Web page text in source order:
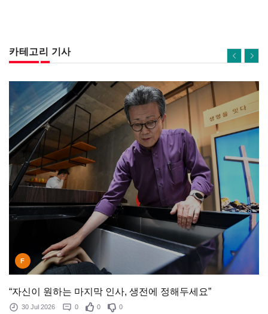
카테고리 기사
F
“자신이 원하는 마지막 인사, 생전에 정해두세요”
30 Jul 2026 0 0 0